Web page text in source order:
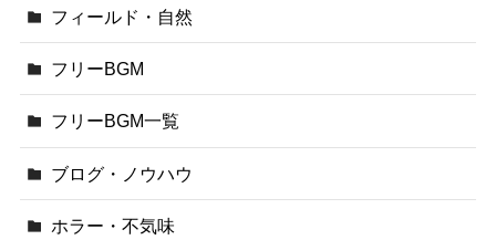
フィールド・自然
フリーBGM
フリーBGM一覧
ブログ・ノウハウ
ホラー・不気味